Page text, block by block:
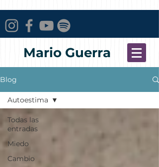
Mario Guerra
Blog
Todas las
entradas
Miedo
Cambio
Autoestima